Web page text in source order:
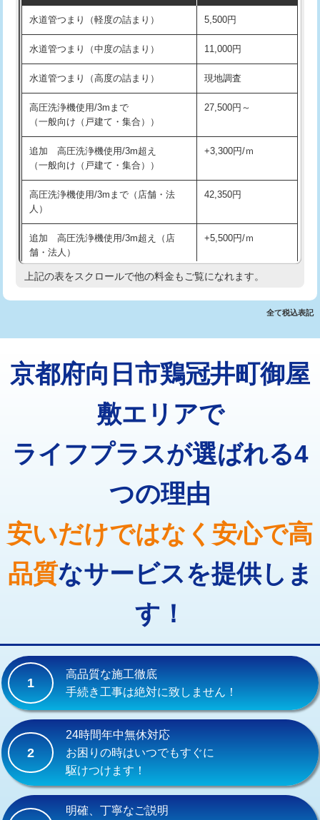
洗面台設置 38,500円
化粧台設置 22,000円
追加人工 16,500円
廃棄・処分 現場見積
※給水管工事は20mmまでの価格です。
交換・取付(排水栓・排水トラップ
22,000円+材料費
持込商品取付（混合水栓）
持込商品取付（浄水器・分岐水栓） 16,500円
業）
排水管工事（追加 排水管工事/3ｍ超
え）
マス交換（土の掘削・埋め戻し作業） 11,000円~
マス交換（深さ50㎝以上） 66,000円
コンクリート斫り（厚さ10㎝超え） 38,500円
モルタル補修（厚さ10㎝まで） 27,500円
16,500円
廃棄・処分 現場見積
水道管つまり（軽度の詰まり） 5,500円
水道管つまり（中度の詰まり） 11,000円
水道管つまり（高度の詰まり） 現地調査
高圧洗浄機使用/3mまで
（一般向け（戸建て・集合））
27,500円～
追加 高圧洗浄機使用/3m超え
（一般向け（戸建て・集合））
+3,300円/ｍ
高圧洗浄機使用/3mまで（店舗・法
人）
42,350円
追加 高圧洗浄機使用/3m超え（店
舗・法人）
+5,500円/ｍ
高度高圧洗浄換 現地調査
トーラー機使用/3mまで 33,000円
追加トーラー機使用/3m超え +3,300円
8,800円
止水・漏水調査・防水処理・清掃・修
11,000円
止水・漏水調査・防水処理・清掃・修
22,000円
止水・漏水調査・防水処理・清掃・修
理・調整・分解・加工など（重作業）
33,000円
その他部品の脱着 8,800円～
交換・取付(単水栓（壁付・デッキ
式）)
13,200円+材料費
交換・取付(混合水栓（壁付・デッキ
式・ワンホール）)
16,500円+材料費
交換・取付(排水栓・排水トラップ
（P/S/ポップアップ））
交換・取付（その他部品）
持込商品取付（単水栓）
上記の表をスクロールで他の料金もご覧になれます。
全て税込表記
京都府向日市鶏冠井町御屋
敷エリアで
ライフプラスが選ばれる4
つの理由
安いだけではなく安心で高
品質なサービスを提供しま
す！
1
高品質な施工徹底
手続き工事は絶対に致しません！
2
24時間年中無休対応
お困りの時はいつでもすぐに
駆けつけます！
明確、丁寧なご説明